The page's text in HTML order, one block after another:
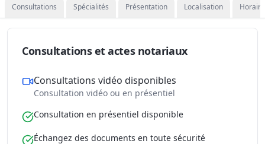
Consultations Spécialités Présentation Localisation
Consultations et actes notariaux
Consultations vidéo disponibles
Consultation vidéo ou en présentiel
Consultation en présentiel disponible
Échangez des documents en toute sécurité